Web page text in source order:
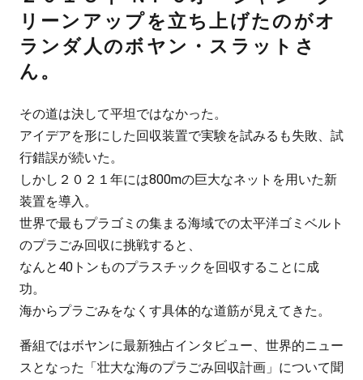
リーンアップを立ち上げたのがオ
ランダ人のボヤン・スラットさ
ん。
その道は決して平坦ではなかった。
アイデアを形にした回収装置で実験を試みるも失敗、試
行錯誤が続いた。
しかし２０２１年には800mの巨大なネットを用いた新
装置を導入。
世界で最もプラゴミの集まる海域での太平洋ゴミベルト
のプラごみ回収に挑戦すると、
なんと40トンものプラスチックを回収することに成
功。
海からプラごみをなくす具体的な道筋が見えてきた。
番組ではボヤンに最新独占インタビュー、世界的ニュー
スとなった「壮大な海のプラごみ回収計画」について聞